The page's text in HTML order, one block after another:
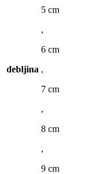
debljina
5 cm
,
6 cm
,
7 cm
,
8 cm
,
9 cm